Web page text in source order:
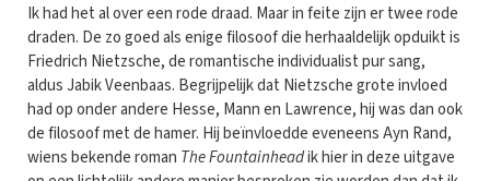
Ik had het al over een rode draad. Maar in feite zijn er twee rode
draden. De zo goed als enige filosoof die herhaaldelijk opduikt is
Friedrich Nietzsche, de romantische individualist pur sang,
aldus Jabik Veenbaas. Begrijpelijk dat Nietzsche grote invloed
had op onder andere Hesse, Mann en Lawrence, hij was dan ook
de filosoof met de hamer. Hij beïnvloedde eveneens Ayn Rand,
wiens bekende roman The Fountainheadik hier in deze uitgave